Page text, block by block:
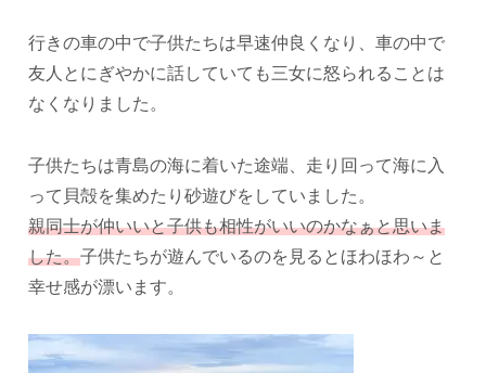
行きの車の中で子供たちは早速仲良くなり、車の中で
友人とにぎやかに話していても三女に怒られることは
なくなりました。
子供たちは青島の海に着いた途端、走り回って海に入
って貝殻を集めたり砂遊びをしていました。
親同士が仲いいと子供も相性がいいのかなぁと思いま
した。子供たちが遊んでいるのを見るとほわほわ～と
幸せ感が漂います。